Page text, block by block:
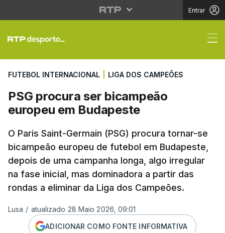
Entrar
PSG procura ser
FUTEBOL INTERNACIONAL LIGA DOS CAMPEÕES
PSG procura ser bicampeão
europeu em Budapeste
O Paris Saint-Germain (PSG) procura tornar-se
bicampeão europeu de futebol em Budapeste,
depois de uma campanha longa, algo irregular
na fase inicial, mas dominadora a partir das
rondas a eliminar da Liga dos Campeões.
Lusa / atualizado 28 Maio 2026, 09:01
ADICIONAR COMO FONTE INFORMATIVA